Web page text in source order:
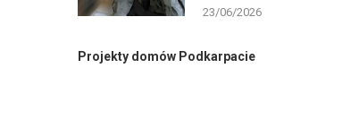
23/06/2026
Projekty domów Podkarpacie